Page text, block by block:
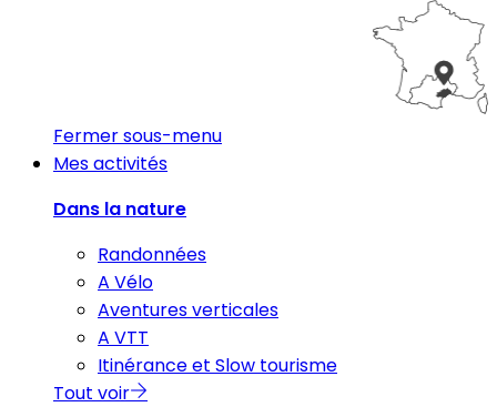
Fermer sous-menu
Mes activités
Dans la nature
Randonnées
A Vélo
Aventures verticales
A VTT
Itinérance et Slow tourisme
Tout voir